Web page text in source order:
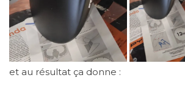
et au résultat ça donne :